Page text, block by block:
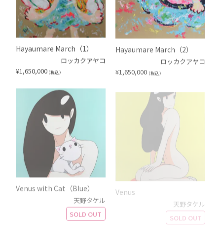
Hayaumare March（1）
ロッカクアヤコ
¥1,650,000 （税込）
Hayaumare March（2）
ロッカクアヤコ
¥1,650,000 （税込）
Venus with Cat（Blue）
天野タケル
SOLD OUT
SOLD OUT